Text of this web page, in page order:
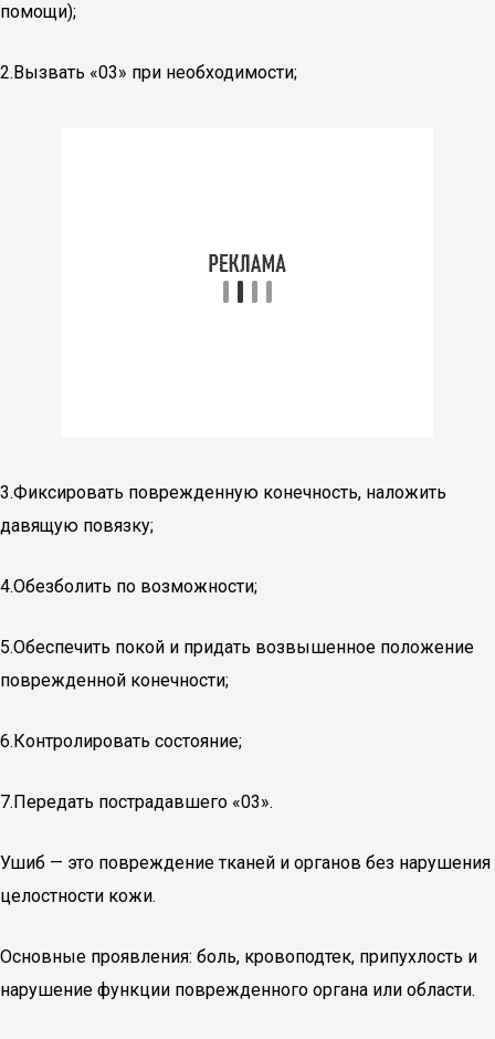
помощи);
2.Вызвать «03» при необходимости;
3.Фиксировать поврежденную конечность, наложить
давящую повязку;
4.Обезболить по возможности;
5.Обеспечить покой и придать возвышенное положение
поврежденной конечности;
6.Контролировать состояние;
7.Передать пострадавшего «03».
Ушиб — это повреждение тканей и органов без нарушения
целостности кожи.
Основные проявления: боль, кровоподтек, припухлость и
нарушение функции поврежденного органа или области.